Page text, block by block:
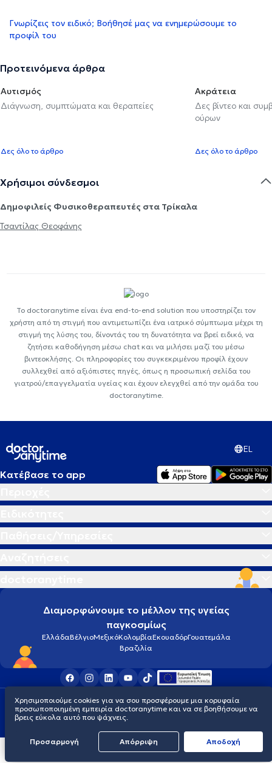
Γνωρίζεις τον ειδικό; Βοήθησέ μας να ενημερώσουμε το
προφίλ του
Προτεινόμενα άρθρα
Αυτισμός
Διάγνωση, συμπτώματα και θεραπείες
Δες όλο το άρθρο
Ακράτεια
Δες βίντεο και
ούρων
Δες όλο το άρθρο
Χρήσιμοι σύνδεσμοι
Δημοφιλείς Φυσικοθεραπευτές στα Τρίκαλα
Τσαντίλας Θεοφάνης
Το doctoranytime είναι ένα end-to-end solution που υποστηρίζει τον
χρήστη από τη στιγμή που αντιμετωπίζει ένα ιατρικό σύμπτωμα μέχρι τη
στιγμή της λύσης του, δίνοντάς του τη δυνατότητα να βρεί ειδικό, να
ζητήσει καθοδήγηση μέσω chat και να μιλήσει μαζί του μέσω
βιντεοκλήσης. Οι πληροφορίες του συγκεκριμένου προφίλ έχουν
συλλεχθεί από αξιόπιστες πηγές, όπως η προσωπική σελίδα του
γιατρού/επαγγελματία υγείας και έχουν ελεγχθεί από την ομάδα του
doctoranytime.
EL
Κατέβασε το app
Διαμορφώνουμε το μέλλον της υγείας
παγκοσμίως
ΕλλάδαΒέλγιοΜεξικόΚολομβίαΕκουαδόρΓουατεμάλα
Βραζιλία
Οροι χρήσηςCookiesΠολιτική προστασίας προσωπικού απορρήτου
© 2026 doctoranytime
Χρησιμοποιούμε cookies για να σου προσφέρουμε μια κορυφαία
προσωποποιημένη εμπειρία doctoranytime και να σε βοηθήσουμε να
βρεις εύκολα αυτό που ψάχνεις.
Προσαρμογή Απόρριψη Aποδοχή